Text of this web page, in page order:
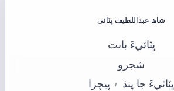
شاھ عبداللطيف ڀٽائي
ڀٽائيءَ بابت
شجرو
ڀٽائيءَ جا پنڌ ۽ پيچرا